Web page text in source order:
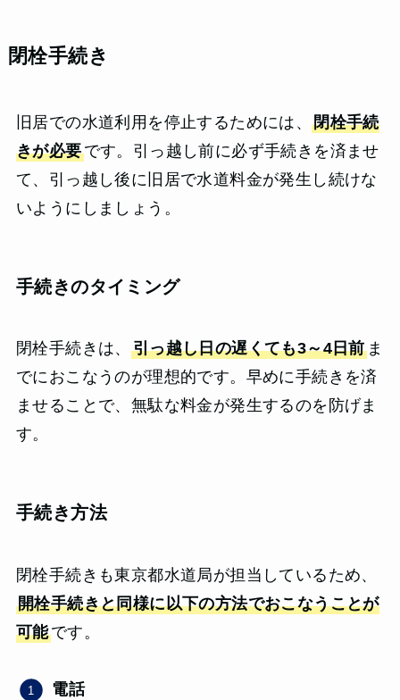
閉栓手続き
旧居での水道利用を停止するためには、閉栓手続
きが必要です。引っ越し前に必ず手続きを済ませ
て、引っ越し後に旧居で水道料金が発生し続けな
いようにしましょう。
手続きのタイミング
閉栓手続きは、 引っ越し日の遅くても3～4日前ま
でにおこなうのが理想的です。早めに手続きを済
ませることで、無駄な料金が発生するのを防げま
す。
手続き方法
閉栓手続きも東京都水道局が担当しているため、
開栓手続きと同様に以下の方法でおこなうことが
可能です。
電話